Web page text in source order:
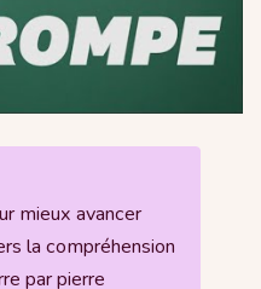
mieux avancer
la compréhension
par pierre